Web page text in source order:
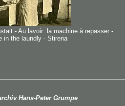
- Au lavoir: la machine à repasser -
in the laundly - Stireria
Hans-Peter Grumpe